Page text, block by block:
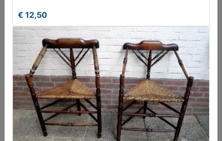
€ 12,50